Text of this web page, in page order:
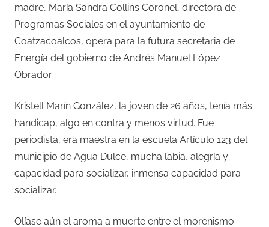
madre, María Sandra Collins Coronel, directora de
Programas Sociales en el ayuntamiento de
Coatzacoalcos, opera para la futura secretaria de
Energía del gobierno de Andrés Manuel López
Obrador.
Kristell Marín González, la joven de 26 años, tenía más
handicap, algo en contra y menos virtud. Fue
periodista, era maestra en la escuela Artículo 123 del
municipio de Agua Dulce, mucha labia, alegría y
capacidad para socializar, inmensa capacidad para
socializar.
Olíase aún el aroma a muerte entre el morenismo